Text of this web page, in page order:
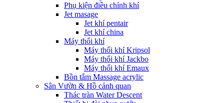
Phụ kiện điều chỉnh khí
Jet masage
Jet khí pentair
Jet khí china
Máy thổi khí
Máy thổi khí Kripsol
Máy thổi khí Jackbo
Máy thổi khí Emaux
Bồn tắm Massage acrylic
Sân Vườn & Hồ cảnh quan
Thác tràn Water Descent